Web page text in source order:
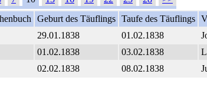
Geburt des Täuflings Taufe des Täuflings
29.01.1838 01.02.1838
01.02.1838 03.02.1838
02.02.1838 08.02.1838